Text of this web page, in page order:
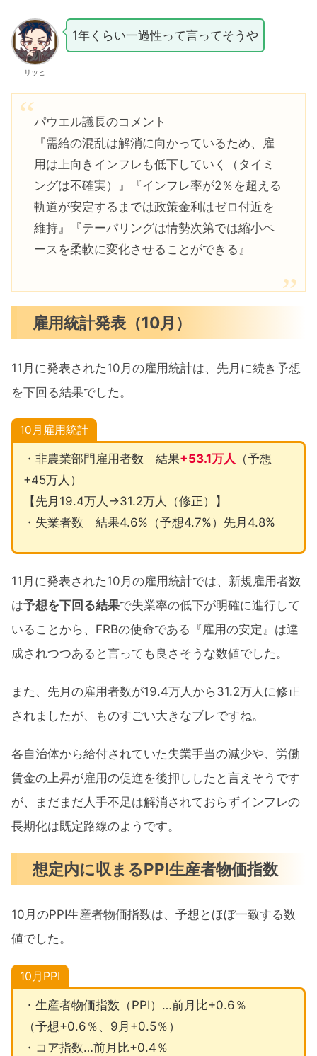
リッヒ
1年くらい一過性って言ってそうや
パウエル議長のコメント
『需給の混乱は解消に向かっているため、雇
用は上向きインフレも低下していく（タイミ
ングは不確実）』『インフレ率が2％を超える
軌道が安定するまでは政策金利はゼロ付近を
維持』『テーパリングは情勢次第では縮小ペ
ースを柔軟に変化させることができる』
雇用統計発表（10月）
11月に発表された10月の雇用統計は、先月に続き予想
を下回る結果でした。
10月雇用統計
・非農業部門雇用者数 結果+53.1万人 （予想
+45万人）
【先月19.4万人→31.2万人（修正）】
・失業者数 結果4.6%（予想4.7%）先月4.8%
11月に発表された10月の雇用統計では、新規雇用者数
は予想を下回る結果で失業率の低下が明確に進行して
いることから、FRBの使命である『雇用の安定』は達
成されつつあると言っても良さそうな数値でした。
また、先月の雇用者数が19.4万人から31.2万人に修正
されましたが、ものすごい大きなブレですね。
各自治体から給付されていた失業手当の減少や、労働
賃金の上昇が雇用の促進を後押ししたと言えそうです
が、まだまだ人手不足は解消されておらずインフレの
長期化は既定路線のようです。
想定内に収まるPPI生産者物価指数
10月のPPI生産者物価指数は、予想とほぼ一致する数
値でした。
10月PPI
・生産者物価指数（PPI）…前月比+0.6％
（予想+0.6％、9月+0.5％）
・コア指数…前月比+0.4％